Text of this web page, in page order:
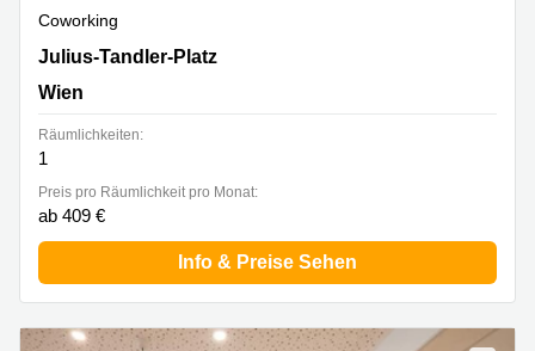
Coworking
Julius-Tandler-Platz 3/Stiege B,Stock 9, Wien
Julius-Tandler-Platz
Wien
Räumlichkeiten:
1
Preis pro Räumlichkeit pro Monat:
ab 409 €
Info & Preise Sehen